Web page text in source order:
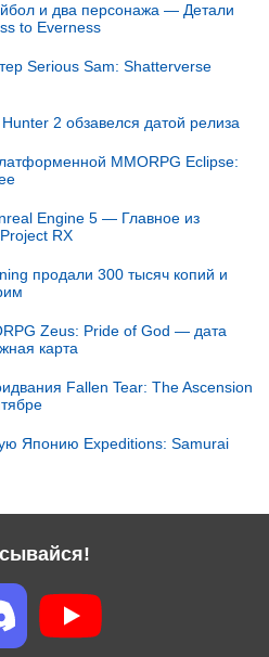
и два персонажа — Детали
to Everness
Serious Sam: Shatterverse
2 обзавелся датой релиза
MMORPG Eclipse:
Engine 5 — Главное из
RX
продали 300 тысяч копий и
Zeus: Pride of God — дата
карта
Fallen Tear: The Ascension
Японию Expeditions: Samurai